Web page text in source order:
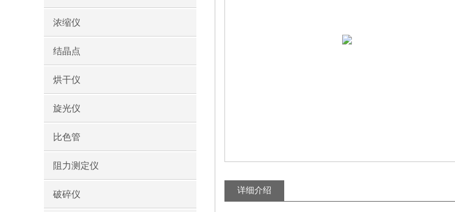
浓缩仪
结晶点
烘干仪
旋光仪
比色管
阻力测定仪
破碎仪 详细介绍